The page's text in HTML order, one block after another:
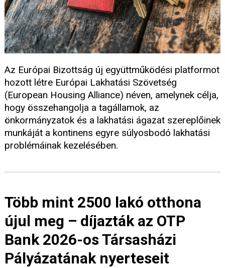
Az Európai Bizottság új együttműködési platformot
hozott létre Európai Lakhatási Szövetség
(European Housing Alliance) néven, amelynek célja,
hogy összehangolja a tagállamok, az
önkormányzatok és a lakhatási ágazat szereplőinek
munkáját a kontinens egyre súlyosbodó lakhatási
problémáinak kezelésében.
Több mint 2500 lakó otthona
újul meg – díjazták az OTP
Bank 2026-os Társasházi
Pályázatának nyerteseit